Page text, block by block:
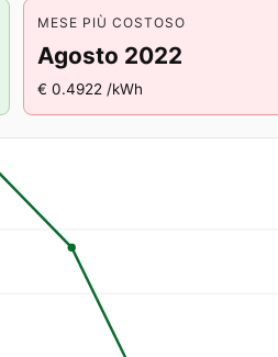
MESE PIÙ COSTOSO
Agosto 2022
€ 0.4922 /kWh